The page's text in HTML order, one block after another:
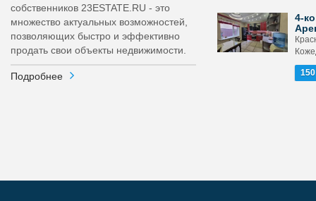
собственников 23ESTATE.RU - это
множество актуальных возможностей,
позволяющих быстро и эффективно
продать свои объекты недвижимости.
Подробнее
4-